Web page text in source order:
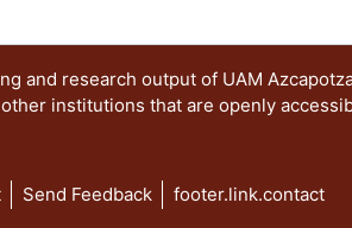
a varios niveles y escalas
y singularidad de las imágenes
como sus afluentes y proyecciones
and research output of UAM
institutions that are openly
Send Feedback footer.link.contact